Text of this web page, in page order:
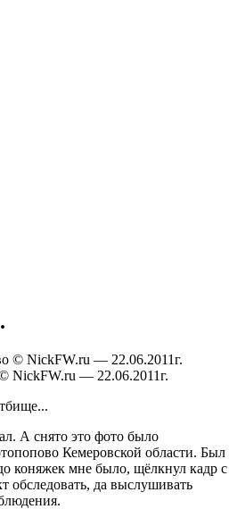
NickFW.ru — 22.06.2011г.
А снято это фото было
Кемеровской области. Был
коняжек мне было, щёлкнул кадр с
обследовать, да выслушивать